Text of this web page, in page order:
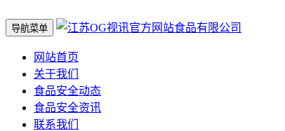
导航菜单
网站首页
关于我们
食品安全动态
食品安全资讯
联系我们